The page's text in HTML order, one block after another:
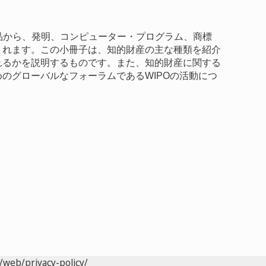
ら、発明、コンピューター・プログラム、商標
ます。この小冊子は、知的財産の主な種類を紹介
かを説明するものです。また、知的財産に関する
グローバルなフォーラムであるWIPOの活動につ
privacy-policy/